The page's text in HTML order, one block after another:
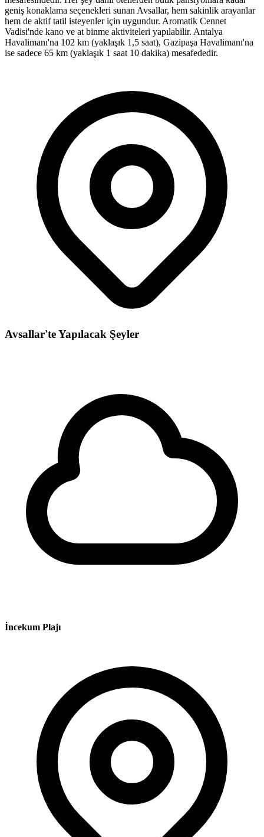
geniş konaklama seçenekleri sunan Avsallar, hem sakinlik arayanlar
hem de aktif tatil isteyenler için uygundur. Aromatik Cennet
Vadisi'nde kano ve at binme aktiviteleri yapılabilir. Antalya
Havalimanı'na 102 km (yaklaşık 1,5 saat), Gazipaşa Havalimanı'na
ise sadece 65 km (yaklaşık 1 saat 10 dakika) mesafededir.
Avsallar'te Yapılacak Şeyler
İncekum Plajı